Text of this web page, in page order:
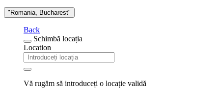
"Romania, Bucharest"
Back
Schimbă locația
Location
Vă rugăm să introduceți o locație validă